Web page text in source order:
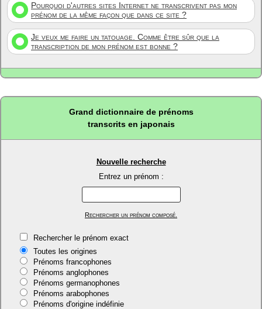
Pourquoi d'autres sites Internet ne transcrivent pas mon
prénom de la même façon que dans ce site ?
Je veux me faire un tatouage. Comme être sûr que la
transcription de mon prénom est bonne ?
Grand dictionnaire de prénoms
transcrits en japonais
Nouvelle recherche
Entrez un prénom :
Rechercher un prénom composé.
Rechercher le prénom exact
Toutes les origines
Prénoms francophones
Prénoms anglophones
Prénoms germanophones
Prénoms arabophones
Prénoms d'origine indéfinie